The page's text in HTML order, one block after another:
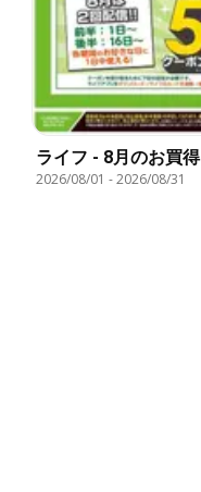
ライフ - 8月のお買得
2026/08/01 -2026/08/31